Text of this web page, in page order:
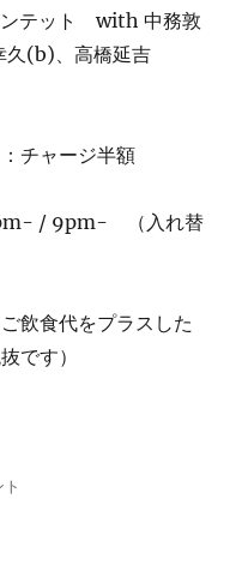
テット with 中務敦
(b)、高橋延吉
チャージ半額
/ 9pm- （入れ替
飲食代をプラスした
です）